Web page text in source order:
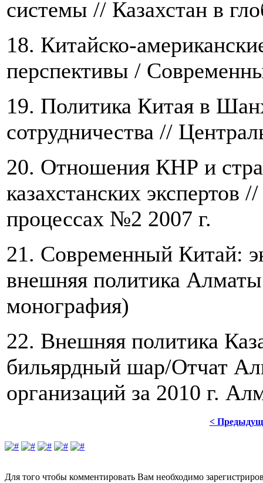
системы // Казахстан в
18. Китайско-
перспективы /
19. Политика Китая в
сотрудничества //
20. Отношения КНР и
казахстанских экспертов
процессах №2 2007 г.
21. Современный Китай:
внешняя политика Алматы
монография)
22. Внешняя политика
бильярдный шар/Отчат
организаций за 2010 г.
<
Для того чтобы комментировать Вам необходимо